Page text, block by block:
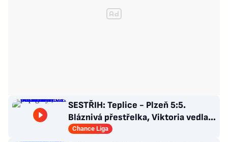
SESTŘIH: Teplice - Plzeň 5:5.
Bláznivá přestřelka, Viktoria vedla o
tři góly. Krčíkova červená
Chance Liga